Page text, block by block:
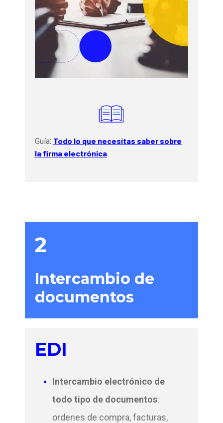
Guía: Todo lo que necesitas saber sobre
la firma electrónica
2
Intercambio de
documentos
EDI
Intercambio electrónico de
todo tipo de documentos:
ordenes de compra, facturas,